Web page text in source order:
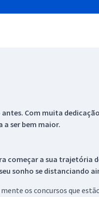
Com muita
a ser bem maior.
começar a sua trajetória
sonho se distanciando
os concursos que